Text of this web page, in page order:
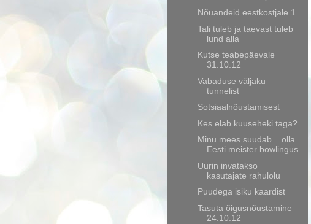
Nõuandeid eestkostjale 1
Tali tuleb ja taevast tuleb
lund alla
Kutse teabepäevale
31.10.12
Vabaduse väljaku
tunnelist
Sotsiaalnõustamisest
Kes elab kuuseheki taga?
Minu mees suudab... olla
Eesti meister bowlingus
Uurin invatakso
kasutajate rahulolu
Puudega isiku kaardist
Tasuta õigusnõustamine
24.10.12